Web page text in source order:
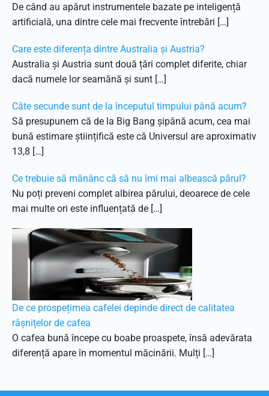
De când au apărut instrumentele bazate pe inteligență
artificială, una dintre cele mai frecvente întrebări […]
Care este diferența dintre Australia și Austria?
Australia și Austria sunt două țări complet diferite, chiar
dacă numele lor seamănă și sunt […]
Câte secunde sunt de la începutul timpului până acum?
Să presupunem că de la Big Bang șipână acum, cea mai
bună estimare științifică este că Universul are aproximativ
13,8 […]
Ce trebuie să mănânc că să nu îmi mai albească părul?
Nu poți preveni complet albirea părului, deoarece de cele
mai multe ori este influențată de […]
De ce prospețimea cafelei depinde direct de calitatea
râșnițelor de cafea
O cafea bună începe cu boabe proaspete, însă adevărata
diferență apare în momentul măcinării. Mulți […]